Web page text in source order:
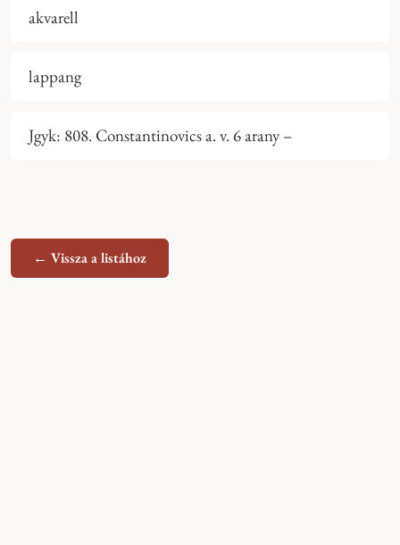
akvarell
lappang
Jgyk: 808. Constantinovics a. v. 6 arany –
← Vissza a listához